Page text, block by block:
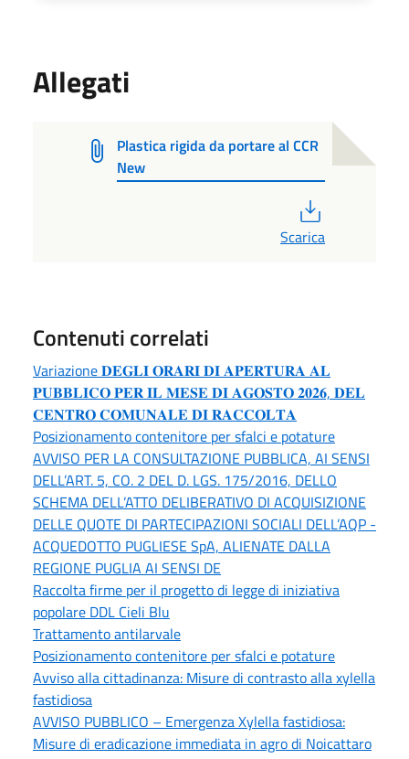
Allegati
Plastica rigida da portare al CCR
New
Scarica
Contenuti correlati
Variazione 𝐃𝐄𝐆𝐋𝐈 𝐎𝐑𝐀𝐑𝐈 𝐃𝐈 𝐀𝐏𝐄𝐑𝐓𝐔𝐑𝐀 𝐀𝐋
𝐏𝐔𝐁𝐁𝐋𝐈𝐂𝐎 𝐏𝐄𝐑 𝐈𝐋 𝐌𝐄𝐒𝐄 𝐃𝐈 𝐀𝐆𝐎𝐒𝐓𝐎 𝟐𝟎𝟐𝟔, 𝐃𝐄𝐋
𝐂𝐄𝐍𝐓𝐑𝐎 𝐂𝐎𝐌𝐔𝐍𝐀𝐋𝐄 𝐃𝐈 𝐑𝐀𝐂𝐂𝐎𝐋𝐓𝐀
Posizionamento contenitore per sfalci e potature
AVVISO PER LA CONSULTAZIONE PUBBLICA, AI SENSI
DELL’ART. 5, CO. 2 DEL D. LGS. 175/2016, DELLO
SCHEMA DELL’ATTO DELIBERATIVO DI ACQUISIZIONE
DELLE QUOTE DI PARTECIPAZIONI SOCIALI DELL’AQP -
ACQUEDOTTO PUGLIESE SpA, ALIENATE DALLA
REGIONE PUGLIA AI SENSI DE
Raccolta firme per il progetto di legge di iniziativa
popolare DDL Cieli Blu
Trattamento antilarvale
Posizionamento contenitore per sfalci e potature
Avviso alla cittadinanza: Misure di contrasto alla xylella
fastidiosa
AVVISO PUBBLICO – Emergenza Xylella fastidiosa:
Misure di eradicazione immediata in agro di Noicattaro